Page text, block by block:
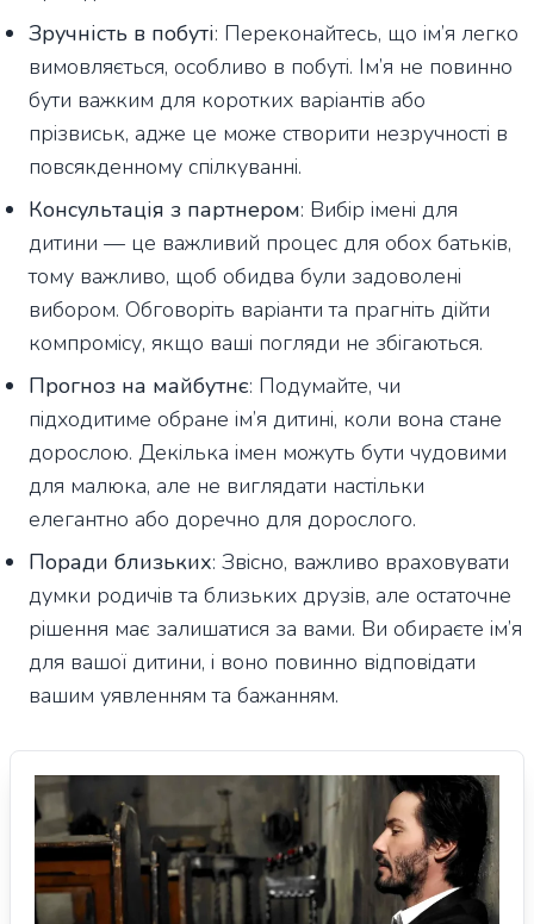
Зручність в побуті: Переконайтесь, що ім’я легко
вимовляється, особливо в побуті. Ім’я не повинно
бути важким для коротких варіантів або
прізвиськ, адже це може створити незручності в
повсякденному спілкуванні.
Консультація з партнером: Вибір імені для
дитини — це важливий процес для обох батьків,
тому важливо, щоб обидва були задоволені
вибором. Обговоріть варіанти та прагніть дійти
компромісу, якщо ваші погляди не збігаються.
Прогноз на майбутнє: Подумайте, чи
підходитиме обране ім’я дитині, коли вона стане
дорослою. Декілька імен можуть бути чудовими
для малюка, але не виглядати настільки
елегантно або доречно для дорослого.
Поради близьких: Звісно, важливо враховувати
думки родичів та близьких друзів, але остаточне
рішення має залишатися за вами. Ви обираєте ім’я
для вашої дитини, і воно повинно відповідати
вашим уявленням та бажанням.